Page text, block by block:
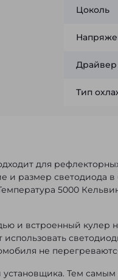
Цоколь
Драйвер
Тип
для
и размер светодиода
5000
и встроенный кулер
использовать
не
установщика. Тем